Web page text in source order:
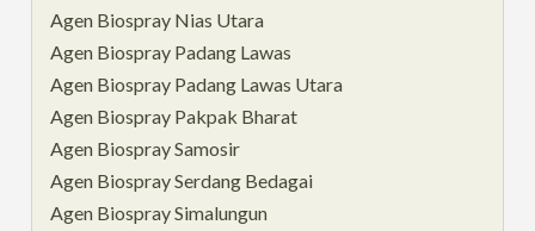
Agen Biospray Nias Utara
Agen Biospray Padang Lawas
Agen Biospray Padang Lawas Utara
Agen Biospray Pakpak Bharat
Agen Biospray Samosir
Agen Biospray Serdang Bedagai
Agen Biospray Simalungun